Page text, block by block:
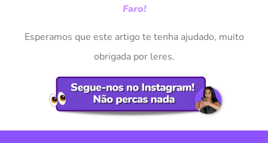
Faro!
Esperamos que este artigo te tenha ajudado, muito
obrigada por leres.